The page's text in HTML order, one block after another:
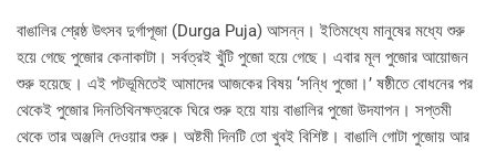
বাঙালির শ্রেষ্ঠ উৎসব দুর্গাপূজা (Durga Puja) আসন্ন। ইতিমধ্যে মানুষের মধ্যে শুরু
হয়ে গেছে পুজোর কেনাকাটা। সর্বত্রই খুঁটি পুজো হয়ে গেছে। এবার মূল পুজোর আয়োজন
শুরু হয়েছে। এই পটভূমিতেই আমাদের আজকের বিষয় ‘সন্ধি পুজো।’ ষষ্ঠীতে বোধনের পর
থেকেই পুজোর দিনতিথিনক্ষত্রকে ঘিরে শুরু হয়ে যায় বাঙালির পুজো উদযাপন। সপ্তমী
থেকে তার অঞ্জলি দেওয়ার শুরু। অষ্টমী দিনটি তো খুবই বিশিষ্ট। বাঙালি গোটা পুজোয় আর